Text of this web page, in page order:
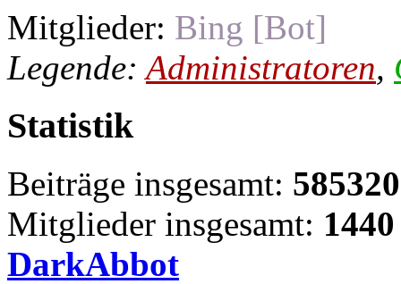
Mitglieder: Bing [Bot]
Legende:Administratoren,
Statistik
Beiträge insgesamt: 585320
Mitglieder insgesamt: 1440
DarkAbbot